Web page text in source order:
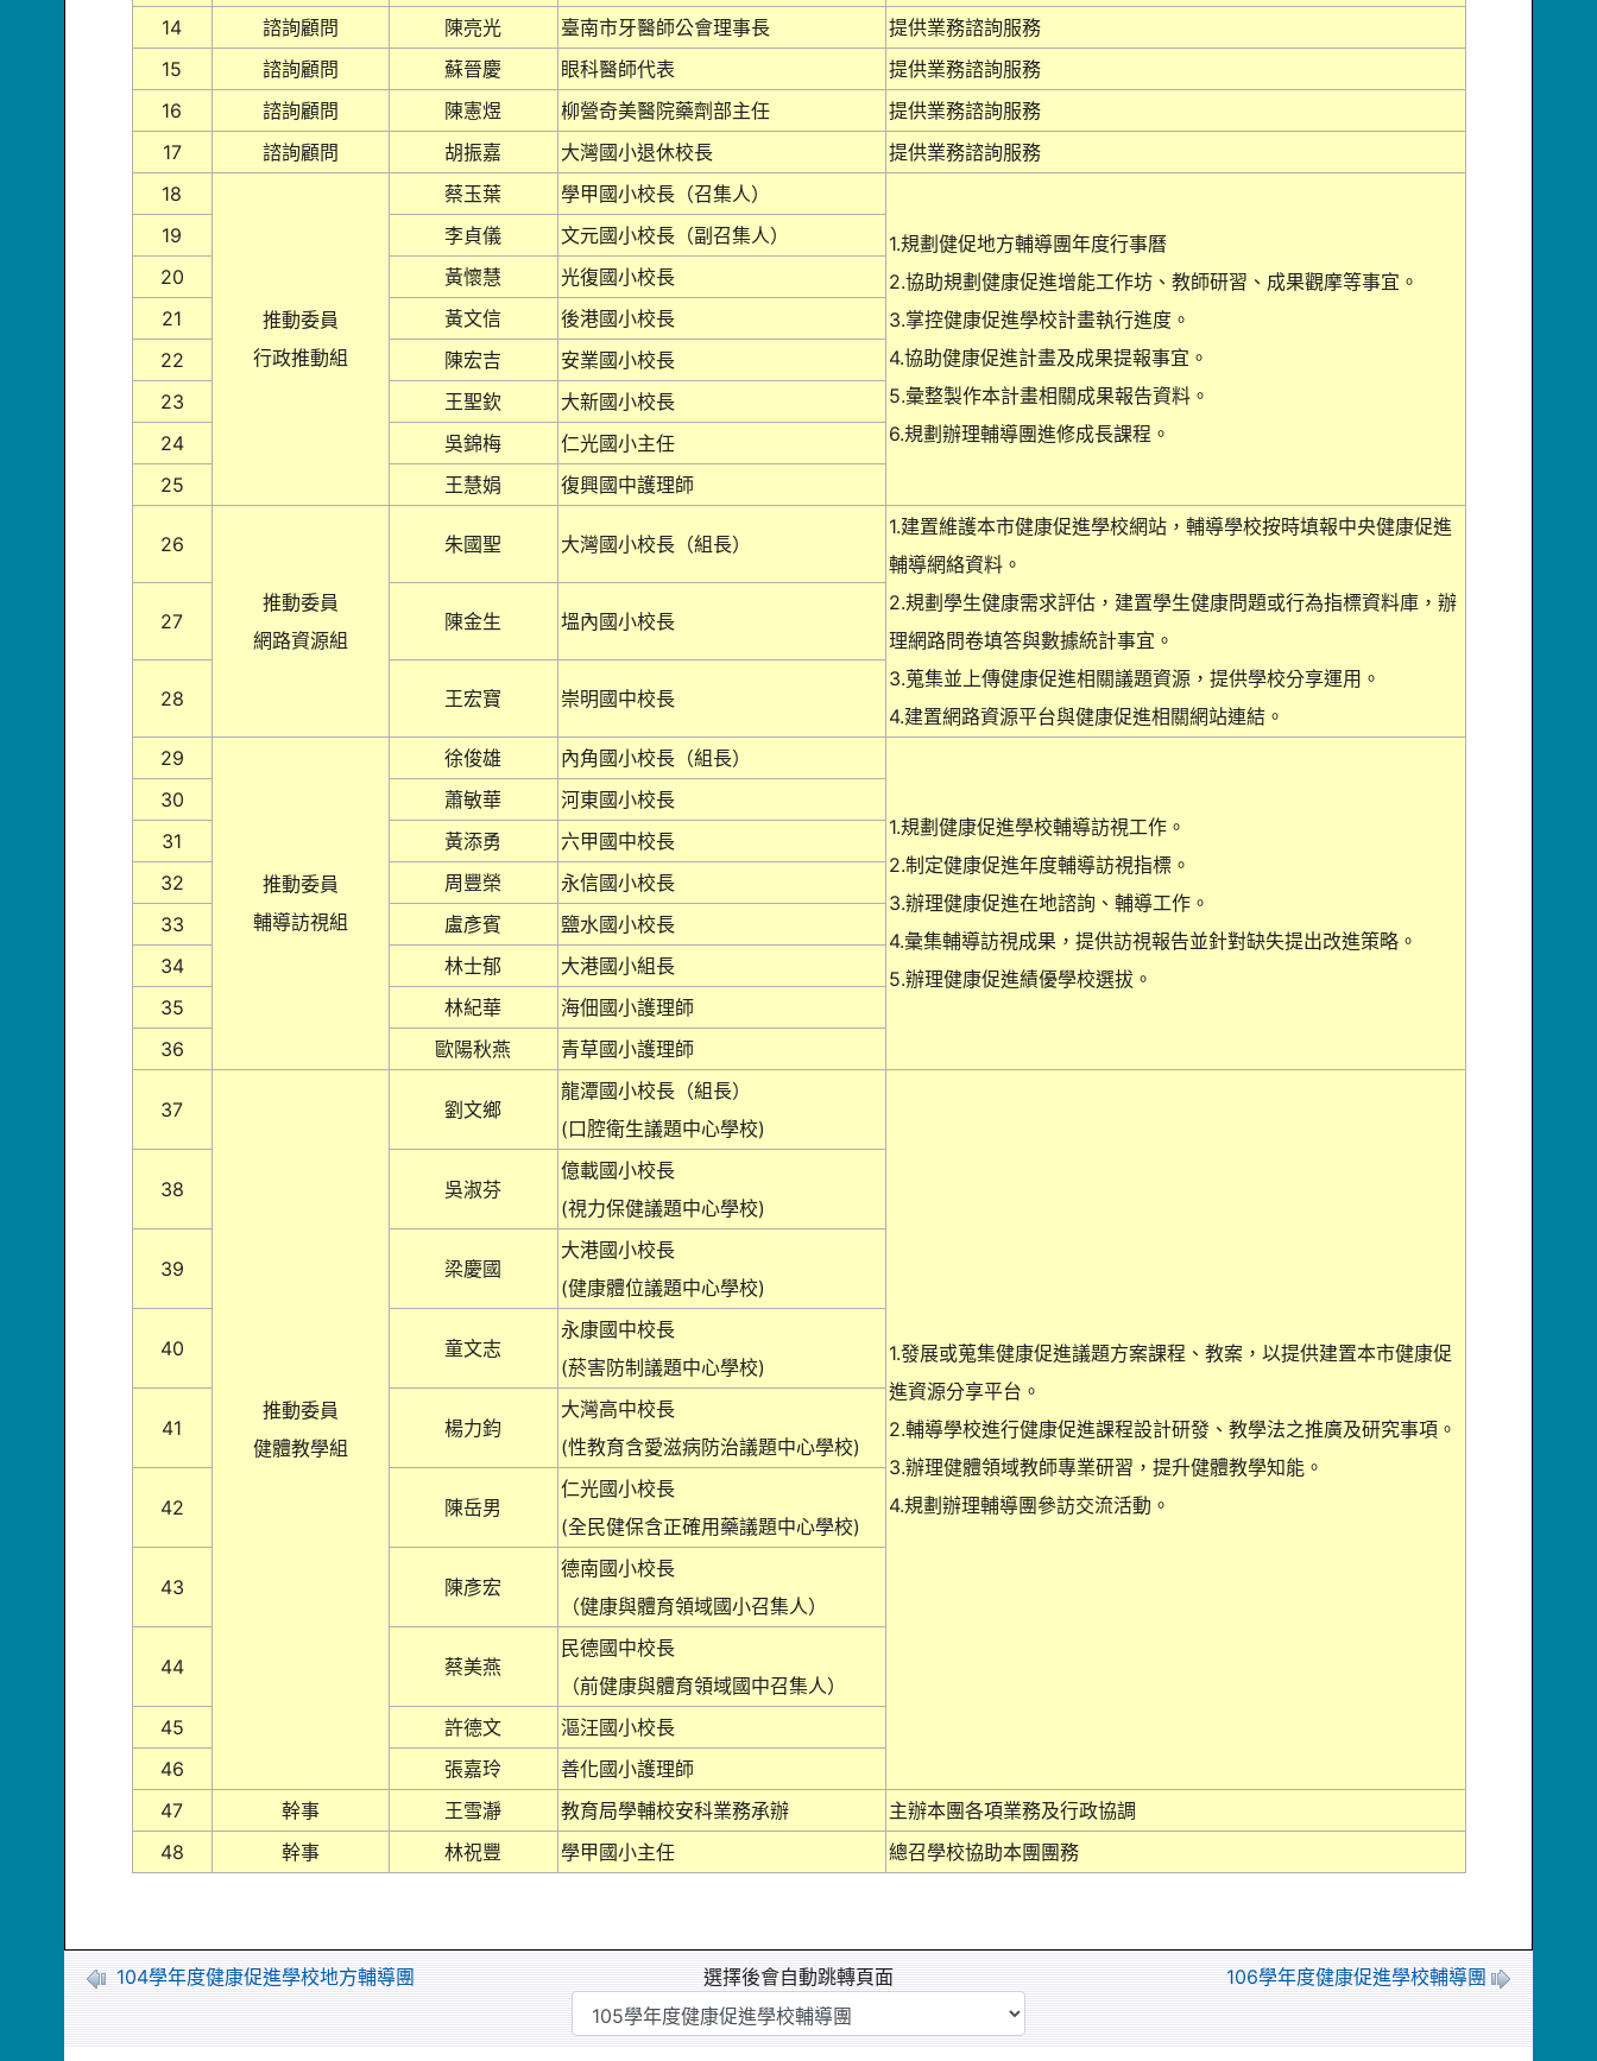
14
諮詢顧問 陳亮光 臺南市牙醫師公會理事長
提供業務諮詢服務
15
諮詢顧問 蘇晉慶 眼科醫師代表
提供業務諮詢服務
16
諮詢顧問 陳憲煜 柳營奇美醫院藥劑部主任
提供業務諮詢服務
17
諮詢顧問 胡振嘉 大灣國小退休校長
提供業務諮詢服務
18
推動委員
行政推動組
蔡玉葉 學甲國小校長（召集人）
1.規劃健促地方輔導團年度行事曆
2.協助規劃健康促進增能工作坊、教師研習、成果觀摩等事宜。
3.掌控健康促進學校計畫執行進度。
4.協助健康促進計畫及成果提報事宜。
5.彙整製作本計畫相關成果報告資料。
6.規劃辦理輔導團進修成長課程。
19 李貞儀
文元國小校長（副召集人）
20
黃懷慧
光復國小校長
21
黃文信
後港國小校長
22
陳宏吉
安業國小校長
23
王聖欽
大新國小校長
24
吳錦梅
仁光國小主任
25
王慧娟 復興國中護理師
26
推動委員
網路資源組
朱國聖 大灣國小校長（組長）
1.建置維護本市健康促進學校網站，輔導學校按時填報中央健康促進
輔導網絡資料。
2.規劃學生健康需求評估，建置學生健康問題或行為指標資料庫，辦
理網路問卷填答與數據統計事宜。
3.蒐集並上傳健康促進相關議題資源，提供學校分享運用。
4.建置網路資源平台與健康促進相關網站連結。
27 陳金生 塭內國小校長
28 王宏寶 崇明國中校長
29
推動委員
輔導訪視組
徐俊雄 內角國小校長（組長）
1.規劃健康促進學校輔導訪視工作。
2.制定健康促進年度輔導訪視指標。
3.辦理健康促進在地諮詢、輔導工作。
4.彙集輔導訪視成果，提供訪視報告並針對缺失提出改進策略。
5.辦理健康促進績優學校選拔。
30 蕭敏華
河東國小校長
31
黃添勇
六甲國中校長
32
周豐榮
永信國小校長
33
盧彥賓
鹽水國小校長
34
林士郁
大港國小組長
35
林紀華
海佃國小護理師
36
歐陽秋燕 青草國小護理師
37
推動委員
健體教學組
劉文鄉
龍潭國小校長（組長）
(口腔衛生議題中心學校)
1.發展或蒐集健康促進議題方案課程、教案，以提供建置本市健康促
進資源分享平台。
2.輔導學校進行健康促進課程設計研發、教學法之推廣及研究事項。
3.辦理健體領域教師專業研習，提升健體教學知能。
4.規劃辦理輔導團參訪交流活動。
38 吳淑芬
億載國小校長
(視力保健議題中心學校)
39 梁慶國
大港國小校長
(健康體位議題中心學校)
40 童文志
永康國中校長
(菸害防制議題中心學校)
41 楊力鈞
大灣高中校長
(性教育含愛滋病防治議題中心學校)
42 陳岳男
仁光國小校長
(全民健保含正確用藥議題中心學校)
43 陳彥宏
德南國小校長
（健康與體育領域國小召集人）
44 蔡美燕
民德國中校長
（前健康與體育領域國中召集人）
45
許德文
漚汪國小校長
46
張嘉玲
善化國小護理師
47
幹事 王雪瀞 教育局學輔校安科業務承辦
主辦本團各項業務及行政協調
48
幹事 林祝豐 學甲國小主任 總召學校協助本團團務
104學年度健康促進學校地方輔導團 選擇後會自動跳轉頁面 106學年度健康促進學校輔導團